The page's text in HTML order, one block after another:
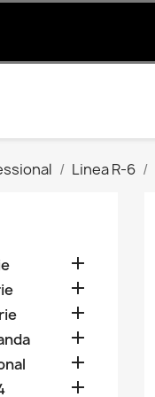
Linea R-6





